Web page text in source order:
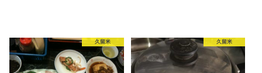
久留米 久留米